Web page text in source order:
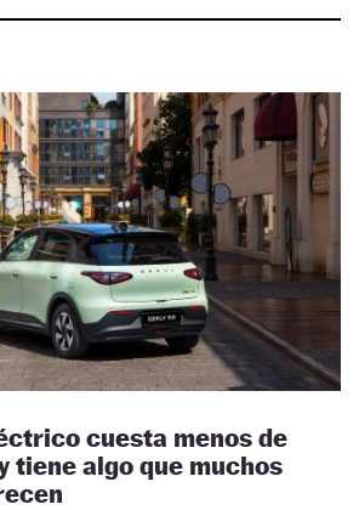
cuesta menos de
tiene algo que muchos